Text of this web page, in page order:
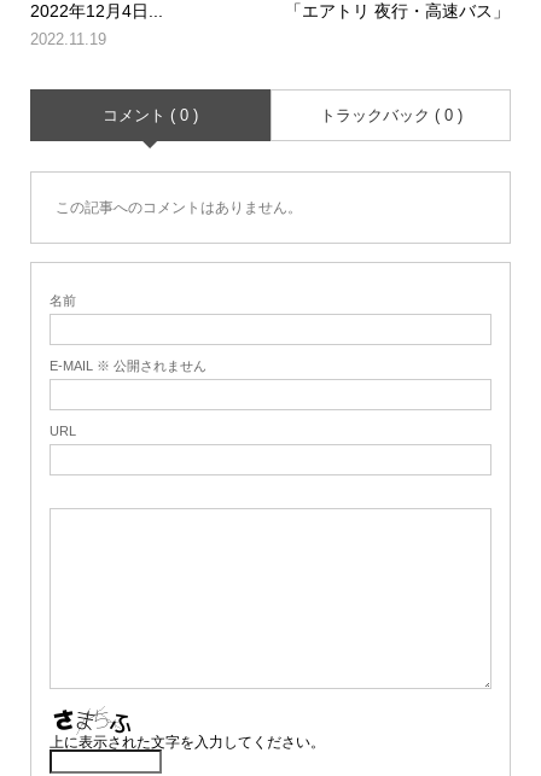
2022年12月4日...
2022.11.19
「エアトリ 夜行・高速バス」
コメント ( 0 ) トラックバック ( 0 )
この記事へのコメントはありません。
名前
E-MAIL ※ 公開されません
URL
上に表示された文字を入力してください。